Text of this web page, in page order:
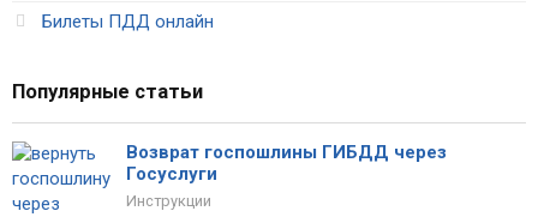
Билеты ПДД онлайн
Популярные статьи
Возврат госпошлины ГИБДД через
Госуслуги
Инструкции